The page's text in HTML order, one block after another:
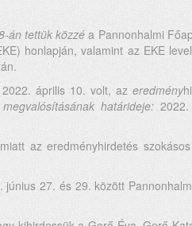
án tettük közzé a Pannonhalmi
honlapján, valamint az EKE
április 10. volt, az eredmény
határideje:
az eredményhirdetés
június 27. és 29. között